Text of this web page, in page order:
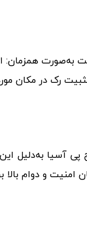
به‌صورت همزمان:
رک در مکان
پی آسیا به‌دلیل
امنیت و دوام